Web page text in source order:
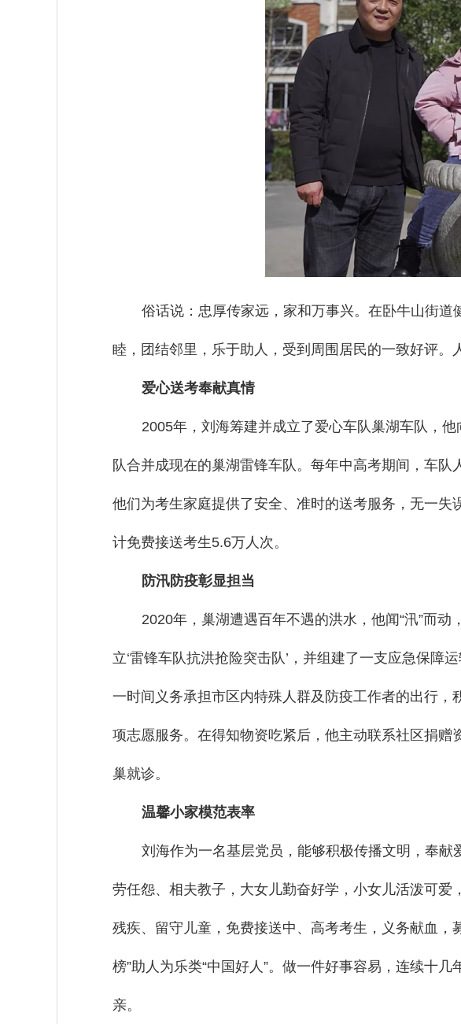
俗话说：忠厚传家远，家和万事兴。在卧牛山街
睦，团结邻里，乐于助人，受到周围居民的一致好评。
爱心送考奉献真情
2005年，刘海筹建并成立了爱心车队巢湖车队，
队合并成现在的巢湖雷锋车队。每年中高考期间，车
他们为考生家庭提供了安全、准时的送考服务，无一失
计免费接送考生5.6万人次。
防汛防疫彰显担当
2020年，巢湖遭遇百年不遇的洪水，他闻“汛”而
立‘雷锋车队抗洪抢险突击队’，并组建了一支应急保
一时间义务承担市区内特殊人群及防疫工作者的出行
项志愿服务。在得知物资吃紧后，他主动联系社区捐
巢就诊。
温馨小家模范表率
刘海作为一名基层党员，能够积极传播文明，奉
劳任怨、相夫教子，大女儿勤奋好学，小女儿活泼可爱
残疾、留守儿童，免费接送中、高考考生，义务献血，
榜”助人为乐类“中国好人”。做一件好事容易，连续十
亲。